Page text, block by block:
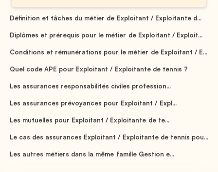
Définition et tâches du métier de Exploitant / Exploitante d...
Diplômes et prérequis pour le métier de Exploitant / Exploit...
Conditions et rémunérations pour le métier de Exploitant / E...
Quel code APE pour Exploitant / Exploitante de tennis ?
Les assurances responsabilités civiles profession...
Les assurances prévoyances pour Exploitant / Expl...
Les mutuelles pour Exploitant / Exploitante de te...
Le cas des assurances Exploitant / Exploitante de tennis pou...
Les autres métiers dans la même famille Gestion e...